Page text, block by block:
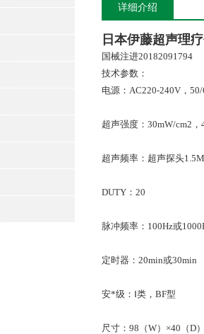
详细介绍
日本伊藤超声理
国械注进20182091794
技术参数：
电源：AC220-240V，
超声强度：30mW/cm2
超声频率：超声探头
DUTY：20
脉冲频率：100Hz或
定时器：20min或30min
安*级：Ⅰ类，BF型
尺寸：98（W）×40（D